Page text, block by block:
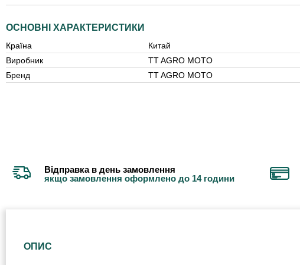
ОСНОВНІ ХАРАКТЕРИСТИКИ
Країна
Китай
Виробник
TT AGRO MOTO
Бренд
TT AGRO MOTO
Відправка в день замовлення
якщо замовлення оформлено до 14 години
ОПИС